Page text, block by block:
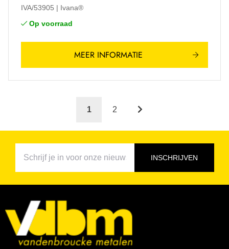
IVA/53905
Ivana®
Op voorraad
MEER INFORMATIE
1 2
INSCHRIJVEN